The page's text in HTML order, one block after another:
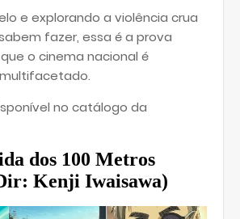
e explorando a violência crua
fazer, essa é a prova
o cinema nacional é
no catálogo da
dos 100 Metros
Kenji Iwaisawa)